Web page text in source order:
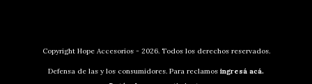
Copyright Hope Accesorios - 2026. Todos los derechos reservados.
Defensa de las y los consumidores. Para reclamos ingresá acá.